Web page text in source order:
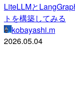
LiteLLMと
トを構築してみる
kobayashi.m
2026.05.04